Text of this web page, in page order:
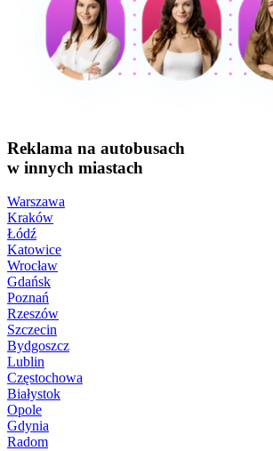
Reklama na autobusach
w innych miastach
Warszawa
Kraków
Łódź
Katowice
Wrocław
Gdańsk
Poznań
Rzeszów
Szczecin
Bydgoszcz
Lublin
Częstochowa
Białystok
Opole
Gdynia
Radom